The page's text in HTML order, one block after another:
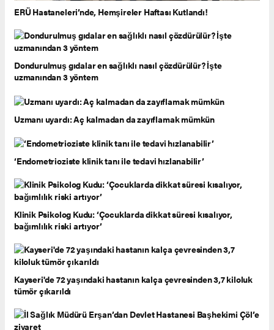
ERÜ Hastaneleri’nde, Hemşireler Haftası Kutlandı!
Dondurulmuş gıdalar en sağlıklı nasıl çözdürülür? İşte
uzmanından 3 yöntem
Uzmanı uyardı: Aç kalmadan da zayıflamak mümkün
‘Endometrioziste klinik tanı ile tedavi hızlanabilir’
Klinik Psikolog Kudu: ‘Çocuklarda dikkat süresi kısalıyor,
bağımlılık riski artıyor’
Kayseri'de 72 yaşındaki hastanın kalça çevresinden 3,7 kiloluk
tümör çıkarıldı